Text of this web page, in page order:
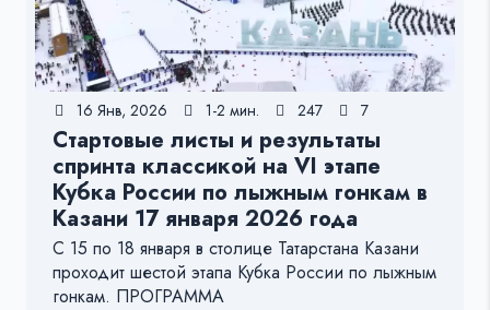
16 Янв, 2026 1-2 мин. 247 7
Стартовые листы и результаты
спринта классикой на VI этапе
Кубка России по лыжным гонкам в
Казани 17 января 2026 года
С 15 по 18 января в столице Татарстана Казани
проходит шестой этапа Кубка России по лыжным
гонкам. ПРОГРАММА